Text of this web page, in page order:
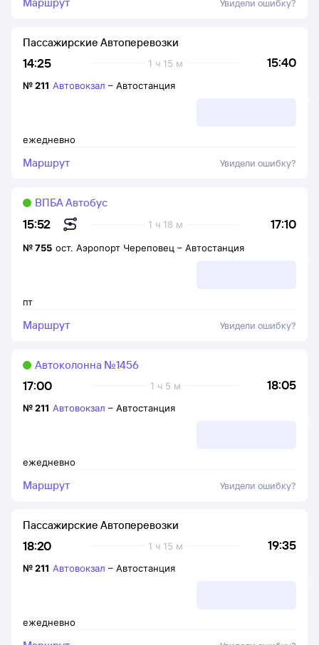
Увидели ошибку?
14:25 15:40
1 ч 15 м
Пассажирские Автоперевозки
ежедневно
№211 Автовокзал – Автостанция
Маршрут Увидели ошибку?
15:52 17:10
1 ч 18 м
ВПБА Автобус
пт
№755 ост. Аэропорт Череповец – Автостанция
Маршрут Увидели ошибку?
17:00 18:05
1 ч 5 м
Автоколонна №1456
ежедневно
№211 Автовокзал – Автостанция
Маршрут Увидели ошибку?
18:20 19:35
1 ч 15 м
Пассажирские Автоперевозки
ежедневно
№211 Автовокзал – Автостанция